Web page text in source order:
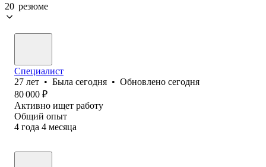
20 резюме
Специалист
27 лет • Была сегодня • Обновлено сегодня
80 000 ₽
Активно ищет работу
Общий опыт
4 года 4 месяца